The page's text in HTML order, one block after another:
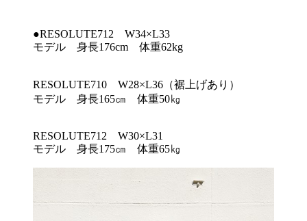
●RESOLUTE712 W34×L33
モデル 身長176cm 体重62kg
RESOLUTE710 W28×L36（裾上げあり）
モデル 身長165㎝ 体重50㎏
RESOLUTE712 W30×L31
モデル 身長175㎝ 体重65㎏